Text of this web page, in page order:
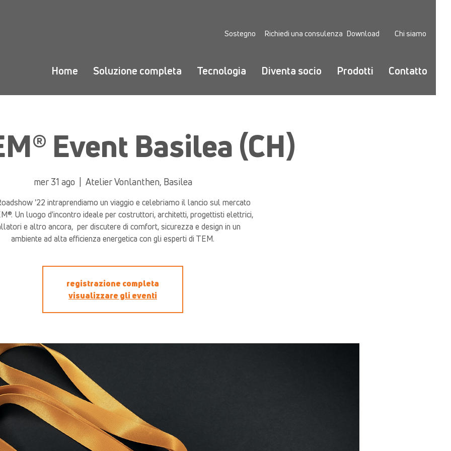
Sostegno Richiedi una consulenza Download Chi siamo
Home Soluzione completa Tecnologia Diventa socio Prodotti Contatto
Event Basilea (CH)
mer 31 ago
  |
Atelier Vonlanthen, Basilea
'22 intraprendiamo un viaggio e celebriamo il lancio sul mercato
Un luogo d'incontro ideale per costruttori, architetti, progettisti elettrici,
e altro ancora, ​ per discutere di comfort, sicurezza e design in un
ambiente ad alta efficienza energetica con gli esperti di TEM.
registrazione completa
visualizzare gli eventi